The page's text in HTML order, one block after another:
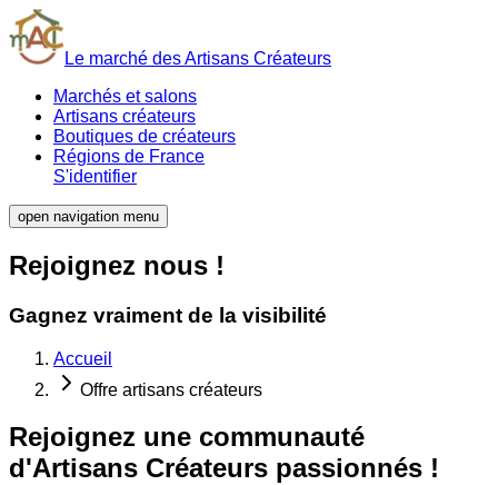
Le marché des Artisans Créateurs
Marchés et salons
Artisans créateurs
Boutiques de créateurs
Régions de France
S'identifier
open navigation menu
Rejoignez nous !
Gagnez vraiment de la visibilité
Accueil
Offre artisans créateurs
Rejoignez une communauté
d'Artisans Créateurs passionnés !